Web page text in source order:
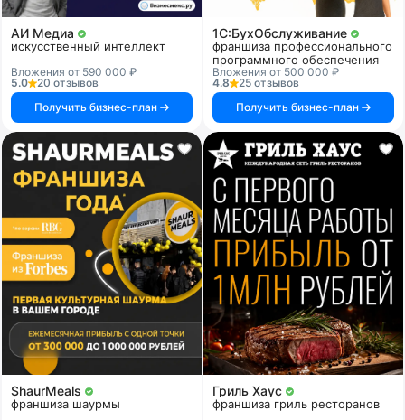
АИ Медиа
искусственный интеллект
Вложения от 590 000 ₽
5.0
20 отзывов
Получить бизнес-план
1C:БухОбслуживание
франшиза профессионального
программного обеспечения
Вложения от 500 000 ₽
4.8
25 отзывов
Получить бизнес-план
ShaurMeals
франшиза шаурмы
Гриль Хаус
франшиза гриль ресторанов